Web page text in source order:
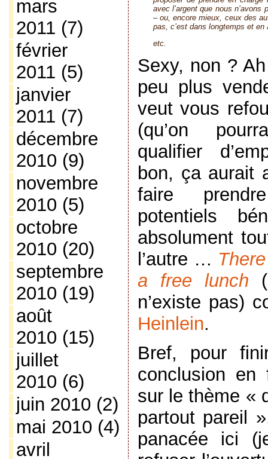
mars
2011 (7)
février
2011 (5)
janvier
2011 (7)
décembre
2010 (9)
novembre
2010 (5)
octobre
2010 (20)
septembre
2010 (19)
août
2010 (15)
juillet
2010 (6)
juin 2010 (2)
mai 2010 (4)
avril
avec l’argent que nous
– ou, encore mieux, ceux des
pas, c’est dans longtemps et
etc.
Sexy, non ?
peu plus
veut vous
(qu’on
qualifier
bon, ça aurait
faire
potentiels
absolument
l’autre …
a free lunch
n’existe pas)
Heinlein.
Bref, pour
conclusion en
sur le thème «
partout pareil
panacée ici